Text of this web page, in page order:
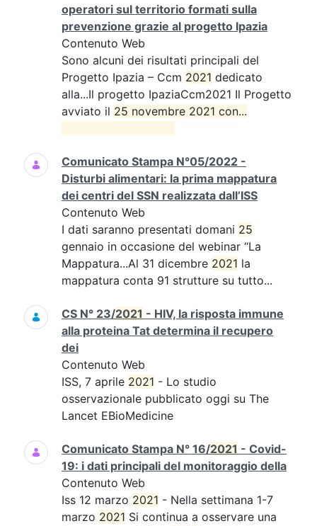
operatori sul territorio formati sulla
prevenzione grazie al progetto Ipazia
Contenuto Web
Sono alcuni dei risultati principali del
Progetto Ipazia – Ccm 2021 dedicato
alla...Il progetto IpaziaCcm2021 Il Progetto
avviato il 25 novembre 2021 con...
Comunicato Stampa N°05/2022 -
Disturbi alimentari: la prima mappatura
dei centri del SSN realizzata dall’ISS
Contenuto Web
I dati saranno presentati domani 25
gennaio in occasione del webinar “La
Mappatura...Al 31 dicembre 2021 la
mappatura conta 91 strutture su tutto...
CS N° 23/2021 - HIV, la risposta immune
alla proteina Tat determina il recupero
dei
Contenuto Web
ISS, 7 aprile 2021 - Lo studio
osservazionale pubblicato oggi su The
Lancet EBioMedicine
Comunicato Stampa N° 16/2021 - Covid-
19: i dati principali del monitoraggio della
Contenuto Web
Iss 12 marzo 2021 - Nella settimana 1-7
marzo 2021 Si continua a osservare una